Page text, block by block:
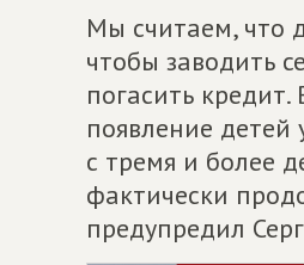
Мы считаем, что
чтобы заводить
погасить
появление детей
с тремя и более
фактически
предупредил